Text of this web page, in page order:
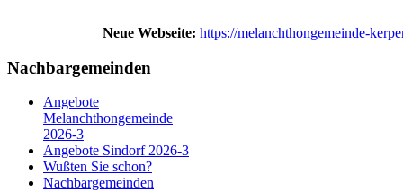
Neue Webseite: https://melanchthongemeinde-
Nachbargemeinden
Angebote
Melanchthongemeinde
2026-3
Angebote Sindorf 2026-3
Wußten Sie schon?
Nachbargemeinden